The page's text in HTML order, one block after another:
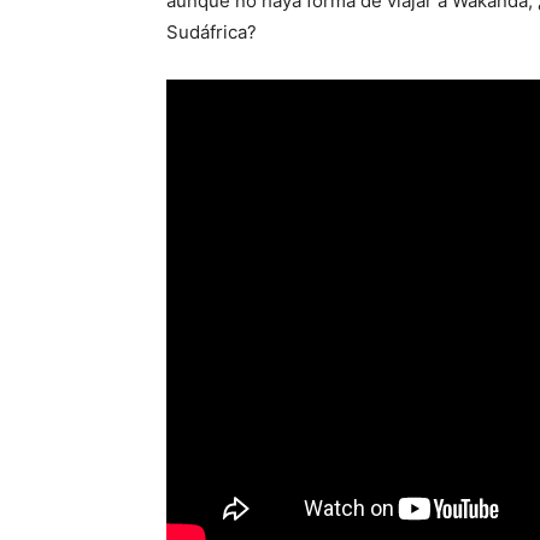
Sudáfrica?